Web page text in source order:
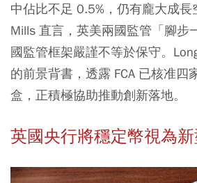
中佔比不足 0.5%，仍有龐大成長
Mills 直言，英美兩國監管「腳步
國監管框架嚴謹不等於保守。
的前景背書，透露 FCA 已核准四
盒，正積極協助推動創新落地。
英國央行將穩定幣視為